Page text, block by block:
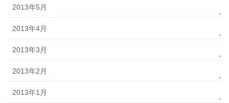
2013年5月
2013年4月
2013年3月
2013年2月
2013年1月